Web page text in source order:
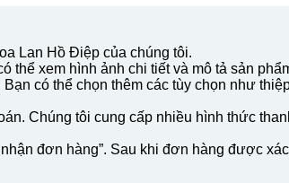
Lan Hồ Điệp của chúng tôi.
thể xem hình ảnh chi tiết và mô tả sản
có thể chọn thêm các tùy chọn như
Chúng tôi cung cấp nhiều hình thức
đơn hàng”. Sau khi đơn hàng được